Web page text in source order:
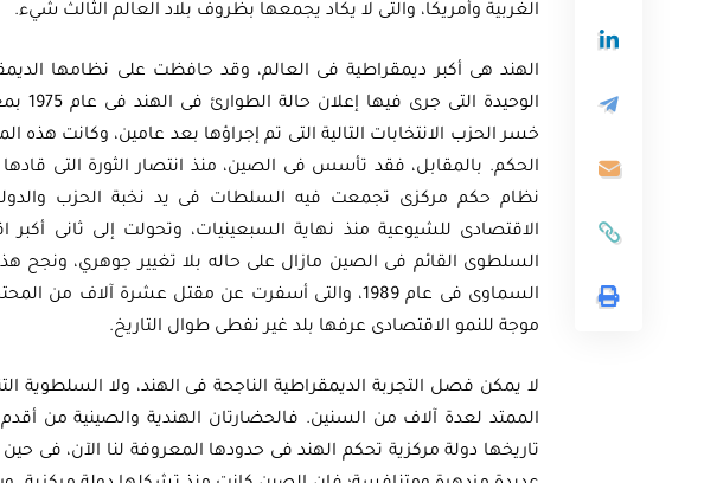
الغربية وأمريكا، والتى لا يكاد يجمعها بظروف بلاد العالم الثالث شيء.
خسر الحزب الانتخابات التالية التى تم إجراؤها بعد عامين، وكانت هذه
الحكم. بالمقابل، فقد تأسس فى الصين، منذ انتصار الثورة التى
نظام حكم مركزى تجمعت فيه السلطات فى يد نخبة الحزب
الاقتصادى للشيوعية منذ نهاية السبعينيات، وتحولت إلى ثانى
السلطوى القائم فى الصين مازال على حاله بلا تغيير جوهري، ونجح
السماوى فى عام 1989، والتى أسفرت عن مقتل عشرة
موجة للنمو الاقتصادى عرفها بلد غير نفطى طوال التاريخ.
لا يمكن فصل التجربة الديمقراطية الناجحة فى الهند، ولا السلطوية
الممتد لعدة آلاف من السنين. فالحضارتان الهندية والصينية من
تاريخها دولة مركزية تحكم الهند فى حدودها المعروفة لنا الآن، فى
أوراق بحثية
ورقة بحثية - أمن الطاقة المصري:
الغاز والنفط خارطة الموارد
وسياسات التعزيز
EGP 35.00